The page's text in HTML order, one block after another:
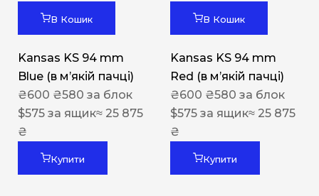
В Кошик
Kansas KS 94 mm
Blue (в мʼякій пачці)
₴600 ₴580 за блок
$575 за ящик≈ 25 875
₴
Купити
В Кошик
Kansas KS 94 mm
Red (в мʼякій пачці)
₴600 ₴580 за блок
$575 за ящик≈ 25 875
₴
Купити